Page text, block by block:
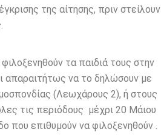
της αίτησης, πριν στείλουν
τα παιδιά τους στην
να το δηλώσουν με
(Λεωχάρους 2), ή στους
τις περιόδους μέχρι 20 Μάιου
που επιθυμούν να φιλοξενηθούν .